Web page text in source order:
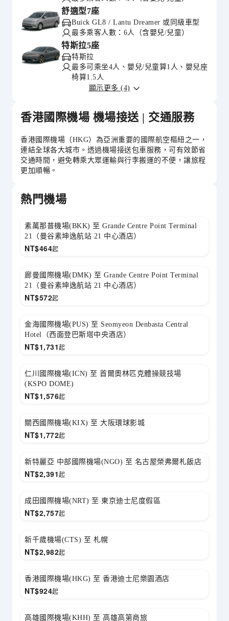
舒適型7座
Buick GL8 / Lantu Dreamer 或同級車型
最多乘客人數：6人（含嬰兒/兒童）
特斯拉5座
特斯拉
最多可乘坐4人、嬰兒/兒童算1人、嬰兒座
椅算1.5人
顯示更多 (4)
香港國際機場 機場接送 | 交通服務
香港國際機場（HKG）為亞洲重要的國際航空樞紐之一，
連結全球各大城市。透過機場接送包車服務，可有效節省
交通時間，避免轉乘大眾運輸與行李搬運的不便，讓旅程
更加順暢。
熱門機場
素萬那普機場(BKK) 至 Grande Centre Point Terminal
21（曼谷素坤逸航站 21 中心酒店）
NT$464起
廊曼國際機場(DMK) 至 Grande Centre Point Terminal
21（曼谷素坤逸航站 21 中心酒店）
NT$572起
金海國際機場(PUS) 至 Seomyeon Denbasta Central
Hotel（西面登巴斯塔中央酒店）
NT$1,731起
仁川國際機場(ICN) 至 首爾奧林匹克體操競技場
(KSPO DOME)
NT$1,576起
關西國際機場(KIX) 至 大阪環球影城
NT$1,772起
新特麗亞 中部國際機場(NGO) 至 名古屋榮弗爾札飯店
NT$2,391起
成田國際機場(NRT) 至 東京迪士尼度假區
NT$2,757起
新千歲機場(CTS) 至 札幌
NT$2,982起
香港國際機場(HKG) 至 香港迪士尼樂園酒店
NT$924起
高雄國際機場(KHH) 至 高雄高第商旅